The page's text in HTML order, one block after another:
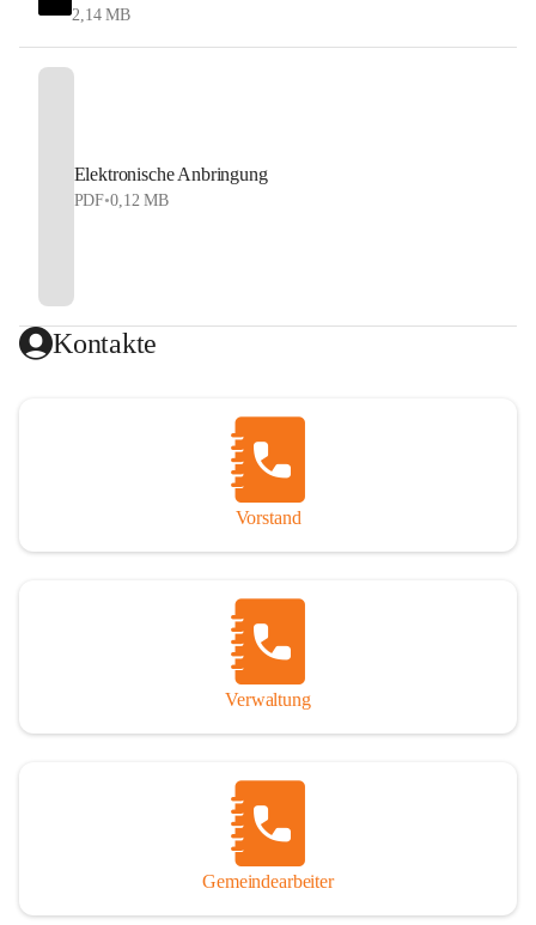
2,14 MB
Elektronische Anbringung
PDF•0,12 MB
Kontakte
Vorstand
Verwaltung
Gemeindearbeiter